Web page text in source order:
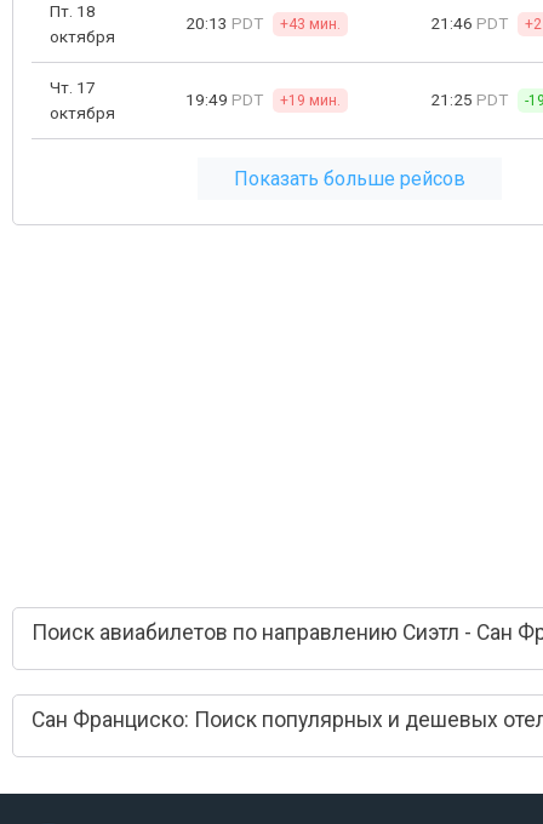
Пт. 18
октября
20:13 PDT +43 мин. 21:46 PDT
Чт. 17
октября
19:49 PDT +19 мин. 21:25 PDT -
Показать больше рейсов
Поиск авиабилетов по направлению Сиэтл - Сан
Сан Франциско: Поиск популярных и дешевых